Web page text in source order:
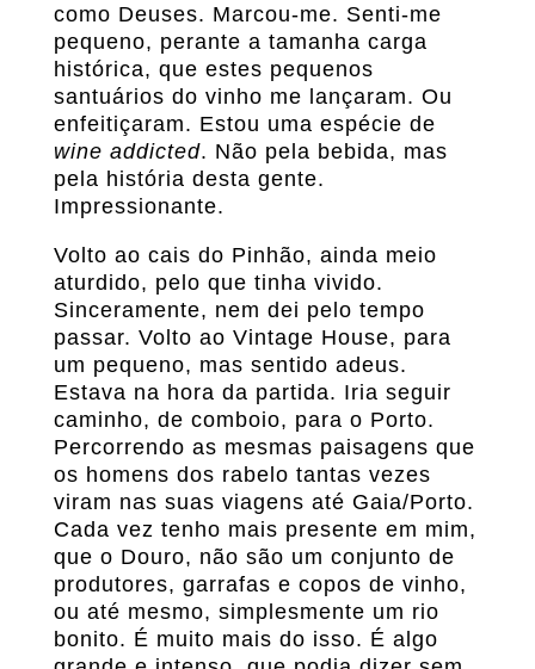
como Deuses. Marcou-me. Senti-me
pequeno, perante a tamanha carga
histórica, que estes pequenos
santuários do vinho me lançaram. Ou
enfeitiçaram. Estou uma espécie de
wine addicted. Não pela bebida, mas
pela história desta gente.
Impressionante.
Volto ao cais do Pinhão, ainda meio
aturdido, pelo que tinha vivido.
Sinceramente, nem dei pelo tempo
passar. Volto ao Vintage House, para
um pequeno, mas sentido adeus.
Estava na hora da partida. Iria seguir
caminho, de comboio, para o Porto.
Percorrendo as mesmas paisagens que
os homens dos rabelo tantas vezes
viram nas suas viagens até Gaia/Porto.
Cada vez tenho mais presente em mim,
que o Douro, não são um conjunto de
produtores, garrafas e copos de vinho,
ou até mesmo, simplesmente um rio
bonito. É muito mais do isso. É algo